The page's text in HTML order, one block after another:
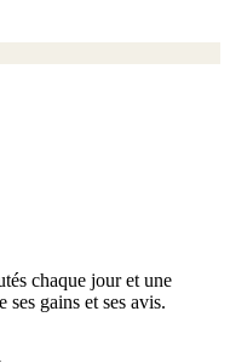
chaque jour et une
gains et ses avis.